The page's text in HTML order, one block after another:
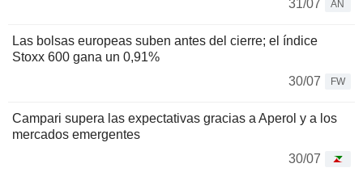
31/07 AN
Las bolsas europeas suben antes del cierre; el índice
Stoxx 600 gana un 0,91%
30/07
FW
Campari supera las expectativas gracias a Aperol y a los
mercados emergentes
30/07